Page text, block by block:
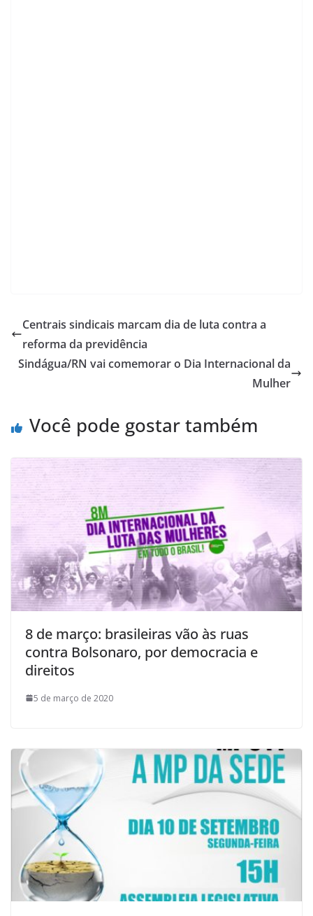
Centrais sindicais marcam dia de luta contra a
reforma da previdência
Sindágua/RN vai comemorar o Dia Internacional da
Mulher
Você pode gostar também
8 de março: brasileiras vão às ruas
contra Bolsonaro, por democracia e
direitos
5 de março de 2020